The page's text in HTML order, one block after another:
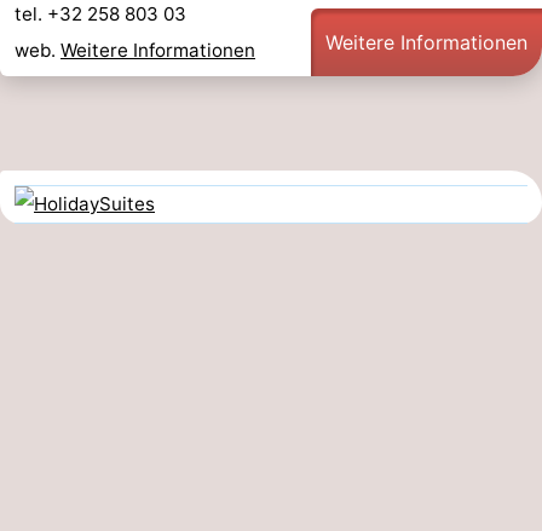
tel. +32 258 803 03
web. Weitere Informationen Weitere Informationen